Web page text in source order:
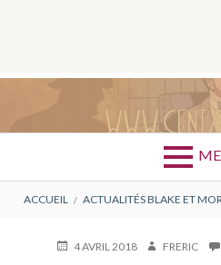
FIL
D'ARIANE
ACCUEIL ACTUALITÉS BLAKE ET
PUBLIÉ4 AVRIL 2018 AUTEUR
FRERIC